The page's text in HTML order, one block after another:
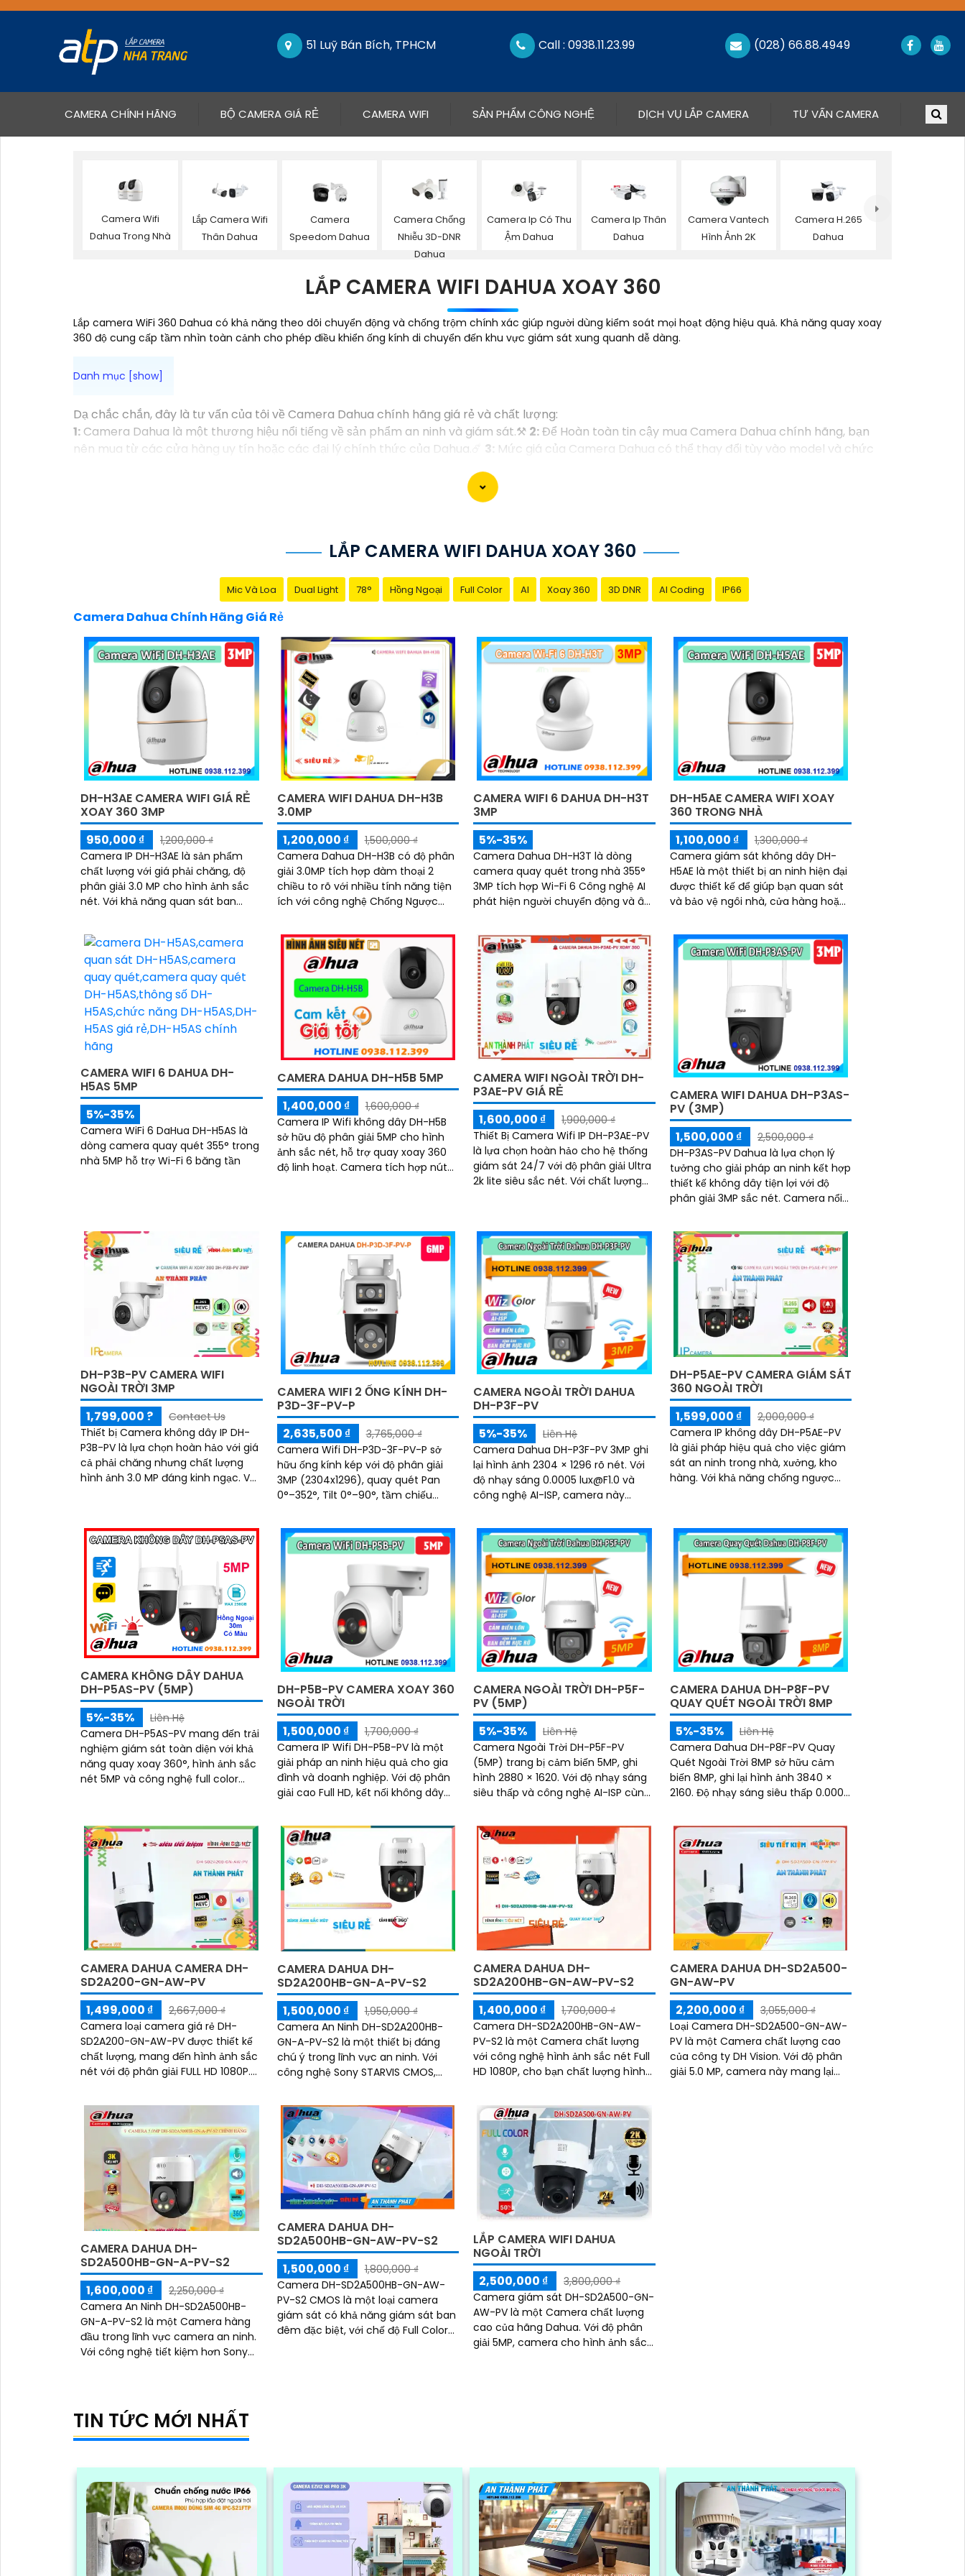
51 Luỹ Bán Bích, TPHCM Call : 0938.11.23.99 (028) 66.88.4949
CAMERA CHÍNH HÃNG(CURRENT)BỘ CAMERA GIÁ RẺ CAMERA WIFI SẢN PHẨM CÔNG NGHỆ DỊCH VỤ LẮP CAMERA TƯ VẤN CAMERA
Camera Wifi
Dahua Trong Nhà
Lắp Camera Wifi
Thân Dahua
Camera
Speedom Dahua
Camera Chống
Nhiễu 3D-DNR
Dahua
Camera Ip Có Thu
Ậm Dahua
Camera Ip Thân
Dahua
Camera Vantech
Hình Ảnh 2K
Camera H.265
Dahua
LẮP CAMERA WIFI DAHUA XOAY 360
Lắp camera WiFi 360 Dahua có khả năng theo dõi chuyển động và chống trộm chính xác giúp người dùng kiểm soát mọi hoạt động hiệu quả. Khả năng quay xoay
360 độ cung cấp tầm nhìn toàn cảnh cho phép điều khiển ống kính di chuyển đến khu vực giám sát xung quanh dễ dàng.
Dạ chắc chắn, đây là tư vấn của tôi về Camera Dahua chính hãng giá rẻ và chất lượng:
1: Camera Dahua là một thương hiệu nổi tiếng về sản phẩm an ninh và giám sát.⚒ 2:Để Hoàn toàn tin cậy mua Camera Dahua chính hãng, bạn
nên mua từ các cửa hàng uy tín hoặc các đại lý chính thức của Dahua.☄️ 3: Mức giá của Camera Dahua có thể thay đổi tùy vào model và chức
Nếu bạn muốn tìm camera Dahua giá rẻ, bạn có thể tham khảo trên các website thương mại điện tử hoặc tại các
LẮP CAMERA WIFI DAHUA XOAY 360
Mic Và Loa Dual Light 78° Hồng Ngoại Full Color AI Xoay 360 3D DNR AI Coding IP66
Camera Dahua Chính Hãng Giá Rẻ
DH-H3AE CAMERA WIFI GIÁ RẺ
XOAY 360 3MP
950,000 ₫
1,200,000 ₫
Camera IP DH-H3AE là sản phẩm
chất lượng với giá phải chăng, độ
phân giải 3.0 MP cho hình ảnh sắc
nét. Với khả năng quan sát ban
ngoại
CAMERA WIFI DAHUA DH-H3B
3.0MP
1,200,000 ₫
1,500,000 ₫
Camera Dahua DH-H3B có độ phân
giải 3.0MP tích hợp đàm thoại 2
chiều to rõ với nhiều tính năng tiện
ích với công nghệ Chống Ngược
năng phát hiện chuyển động phân
biệt người và chuyển động khác,
Hồng ngoại 10m cho giám sát ban
đêm sắc nét dù thiếu ánh sáng
CAMERA WIFI 6 DAHUA DH-H3T
3MP
5%-35%
Camera Dahua DH-H3T là dòng
camera quay quét trong nhà 355°
3MP tích hợp Wi-Fi 6 Công nghệ AI
phát hiện người chuyển động và âm
chiều, hồng ngoại tầm xa ban đêm
10m hỗ trợ thẻ nhớ MicroSD 256GB
ONVIF và điều khiển từ xa qua ứng
dụng DMSS
DH-H5AE CAMERA WIFI XOAY
360 TRONG NHÀ
1,100,000 ₫
1,300,000 ₫
Camera giám sát không dây DH-
H5AE là một thiết bị an ninh hiện đại
được thiết kế để giúp bạn quan sát
và bảo vệ ngôi nhà, cửa hàng hoặc
quả
CAMERA WIFI 6 DAHUA DH-
H5AS 5MP
5%-35%
Camera WiFi 6 DaHua DH-H5AS là
dòng camera quay quét 355° trong
nhà 5MP hỗ trợ Wi-Fi 6 băng tần
CAMERA DAHUA DH-H5B 5MP
1,400,000 ₫
1,600,000 ₫
Camera IP Wifi không dây DH-H5B
sở hữu độ phân giải 5MP cho hình
ảnh sắc nét, hỗ trợ quay xoay 360
độ linh hoạt. Camera tích hợp nút
CAMERA WIFI NGOÀI TRỜI DH-
P3AE-PV GIÁ RẺ
1,600,000 ₫
1,900,000 ₫
Thiết Bị Camera Wifi IP DH-P3AE-PV
là lựa chọn hoàn hảo cho hệ thống
giám sát 24/7 với độ phân giải Ultra
2k lite siêu sắc nét. Với chất lượng
CAMERA WIFI DAHUA DH-P3AS-
PV (3MP)
1,500,000 ₫
2,500,000 ₫
DH-P3AS-PV Dahua là lựa chọn lý
tưởng cho giải pháp an ninh kết hợp
thiết kế không dây tiện lợi với độ
phân giải 3MP sắc nét. Camera nổi
phát hiện chính xác người và
phương tiện, cảnh báo tức thì bằng
đèn nháy và còi hú
DH-P3B-PV CAMERA WIFI
NGOÀI TRỜI 3MP
1,799,000 ?
Contact Us
Thiết bị Camera không dây IP DH-
P3B-PV là lựa chọn hoàn hảo với giá
cả phải chăng nhưng chất lượng
hình ảnh 3.0 MP đáng kinh ngạc. Với
CAMERA WIFI 2 ỐNG KÍNH DH-
P3D-3F-PV-P
2,635,500 ₫
3,765,000 ₫
Camera Wifi DH-P3D-3F-PV-P sở
hữu ống kính kép với độ phân giải
3MP (2304x1296), quay quét Pan
0°–352°, Tilt 0°–90°, tầm chiếu
Ngoài ra, mẫu camera này còn đạt
chuẩn chống nước IP66, hỗ trợ thẻ
nhớ tối đa 256GB, kết nối Wi-Fi 2
CAMERA NGOÀI TRỜI DAHUA
DH-P3F-PV
5%-35%
Liên Hệ
Camera Dahua DH-P3F-PV 3MP ghi
lại hình ảnh 2304 × 1296 rõ nét. Với
độ nhạy sáng 0.0005 lux@F1.0 và
công nghệ AI-ISP, camera này
lẫn đêm
DH-P5AE-PV CAMERA GIÁM SÁT
360 NGOÀI TRỜI
1,599,000 ₫
2,000,000 ₫
Camera IP không dây DH-P5AE-PV
là giải pháp hiệu quả cho việc giám
sát an ninh trong nhà, xưởng, kho
hàng. Với khả năng chống ngược
CAMERA KHÔNG DÂY DAHUA
DH-P5AS-PV (5MP)
5%-35%
Liên Hệ
Camera DH-P5AS-PV mang đến trải
nghiệm giám sát toàn diện với khả
năng quay xoay 360°, hình ảnh sắc
nét 5MP và công nghệ full color
chống trộm, tầm nhìn hồng ngoại
30m, khe thẻ nhớ đến 256GB cùng
chuẩn chống nước IP66 camera
hoạt động ổn định trong mọi điều
DH-P5B-PV CAMERA XOAY 360
NGOÀI TRỜI
1,500,000 ₫
1,700,000 ₫
Camera IP Wifi DH-P5B-PV là một
giải pháp an ninh hiệu quả cho gia
đình và doanh nghiệp. Với độ phân
giải cao Full HD, kết nối không dây
ánh sáng yếu, camera giúp bạn
theo dõi mọi góc cạnh một cách rõ
ràng
CAMERA NGOÀI TRỜI DH-P5F-
PV (5MP)
5%-35%
Liên Hệ
Camera Ngoài Trời DH-P5F-PV
(5MP) trang bị cảm biến 5MP, ghi
hình 2880 × 1620. Với độ nhạy sáng
siêu thấp và công nghệ AI-ISP cùng
ảnh vượt trội cả ngày lẫn đêm
CAMERA DAHUA DH-P8F-PV
QUAY QUÉT NGOÀI TRỜI 8MP
5%-35%
Liên Hệ
Camera Dahua DH-P8F-PV Quay
Quét Ngoài Trời 8MP sở hữu cảm
biến 8MP, ghi lại hình ảnh 3840 ×
2160. Độ nhạy sáng siêu thấp 0.0005
cảm biến lớn...
CAMERA DAHUA CAMERA DH-
SD2A200-GN-AW-PV
1,499,000 ₫
2,667,000 ₫
Camera loại camera giá rẻ DH-
SD2A200-GN-AW-PV được thiết kế
chất lượng, mang đến hình ảnh sắc
nét với độ phân giải FULL HD 1080P.
Camera có khả...
CAMERA DAHUA DH-
SD2A200HB-GN-A-PV-S2
1,500,000 ₫
1,950,000 ₫
Camera An Ninh DH-SD2A200HB-
GN-A-PV-S2 là một thiết bị đáng
chú ý trong lĩnh vực an ninh. Với
công nghệ Sony STARVIS CMOS,
hình ảnh tuyệt vời ngay cả trong
điều kiện ánh sáng yếu
CAMERA DAHUA DH-
SD2A200HB-GN-AW-PV-S2
1,400,000 ₫
1,700,000 ₫
Camera DH-SD2A200HB-GN-AW-
PV-S2 là một Camera chất lượng
với công nghệ hình ảnh sắc nét Full
HD 1080P, cho bạn chất lượng hình
đêm. Ấn tượng ơn với những thông
số là camera này có khả năng hiển
thị hình ảnh màu sắc đầy đủ trong
khoảng cách 30m vào ban đêm
CAMERA DAHUA DH-SD2A500-
GN-AW-PV
2,200,000 ₫
3,055,000 ₫
Loại Camera DH-SD2A500-GN-AW-
PV là một Camera chất lượng cao
của công ty DH Vision. Với độ phân
giải 5.0 MP, camera này mang lại
CAMERA DAHUA DH-
SD2A500HB-GN-A-PV-S2
1,600,000 ₫
2,250,000 ₫
Camera An Ninh DH-SD2A500HB-
GN-A-PV-S2 là một Camera hàng
đầu trong lĩnh vực camera an ninh.
Với công nghệ tiết kiệm hơn Sony
30m
CAMERA DAHUA DH-
SD2A500HB-GN-AW-PV-S2
1,500,000 ₫
1,800,000 ₫
Camera DH-SD2A500HB-GN-AW-
PV-S2 CMOS là một loại camera
giám sát có khả năng giám sát ban
đêm đặc biệt, với chế độ Full Color
LẮP CAMERA WIFI DAHUA
NGOÀI TRỜI
2,500,000 ₫
3,800,000 ₫
Camera giám sát DH-SD2A500-GN-
AW-PV là một Camera chất lượng
cao của hãng Dahua. Với độ phân
giải 5MP, camera cho hình ảnh sắc
TIN TỨC MỚI NHẤT